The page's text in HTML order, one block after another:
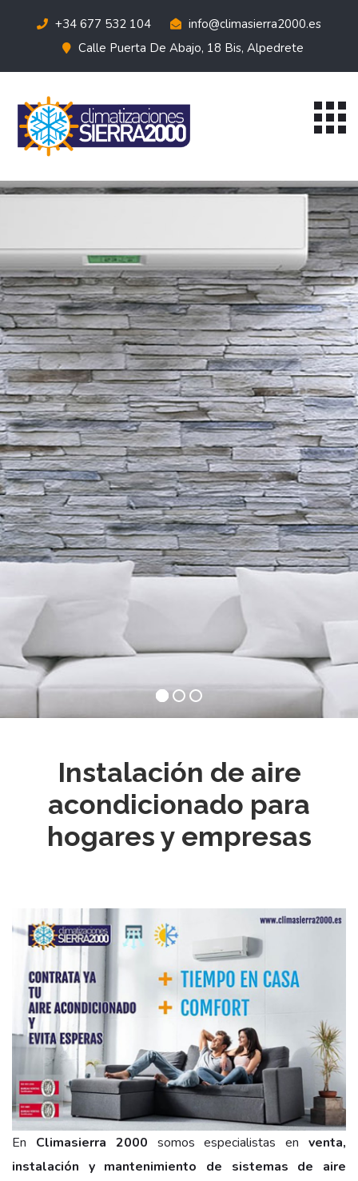
+34 677 532 104
info@climasierra2000.es
Calle Puerta De Abajo, 18 Bis, Alpedrete
Instalación de aire
acondicionado para
hogares y empresas
En Climasierra 2000 somos especialistas enventa,
instalación y mantenimiento de sistemas de aire